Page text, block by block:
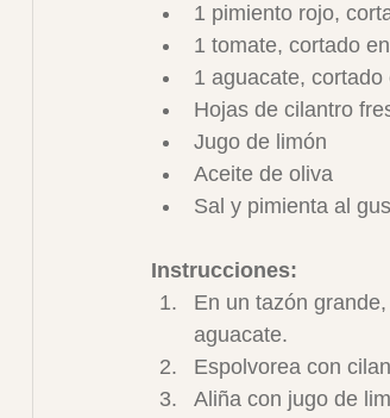
1 pimiento rojo,
1 tomate, cortado
1 aguacate, cortado
Hojas de cilantro
Jugo de limón
Aceite de oliva
Sal y pimienta al
Instrucciones:
En un tazón
aguacate.
Espolvorea con
Aliña con jugo de